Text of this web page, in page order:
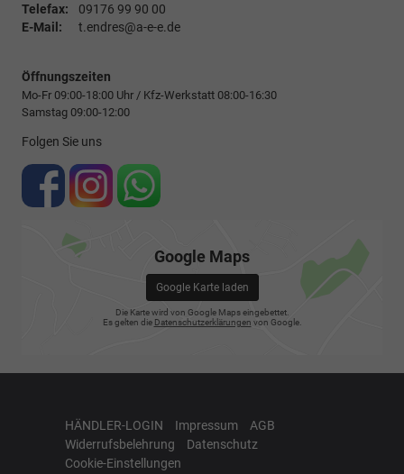
Telefax:
09176 99 90 00
E-Mail:
t.endres@a-e-e.de
Öffnungszeiten
Mo-Fr 09:00-18:00 Uhr / Kfz-Werkstatt 08:00-16:30
Samstag 09:00-12:00
Folgen Sie uns
Google Maps
Google Karte laden
Die Karte wird von Google Maps eingebettet.
Es gelten die Datenschutzerklärungen von Google.
HÄNDLER-LOGIN Impressum
AGB
Widerrufsbelehrung
Datenschutz
Cookie-Einstellungen